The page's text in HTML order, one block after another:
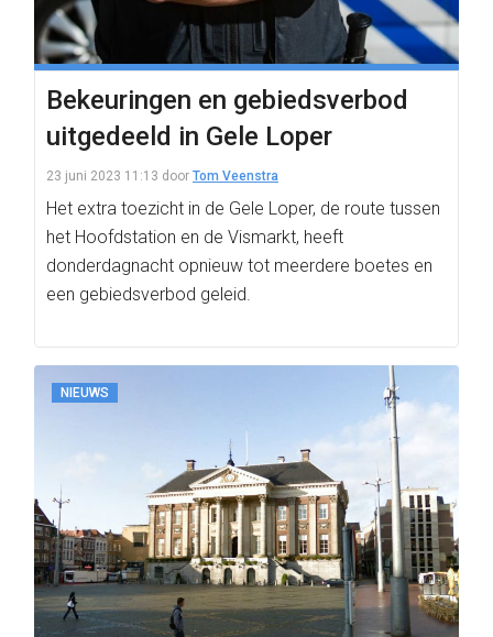
Bekeuringen en gebiedsverbod
uitgedeeld in Gele Loper
23 juni 2023 11:13 door Tom Veenstra
Het extra toezicht in de Gele Loper, de route tussen
het Hoofdstation en de Vismarkt, heeft
donderdagnacht opnieuw tot meerdere boetes en
een gebiedsverbod geleid.
NIEUWS